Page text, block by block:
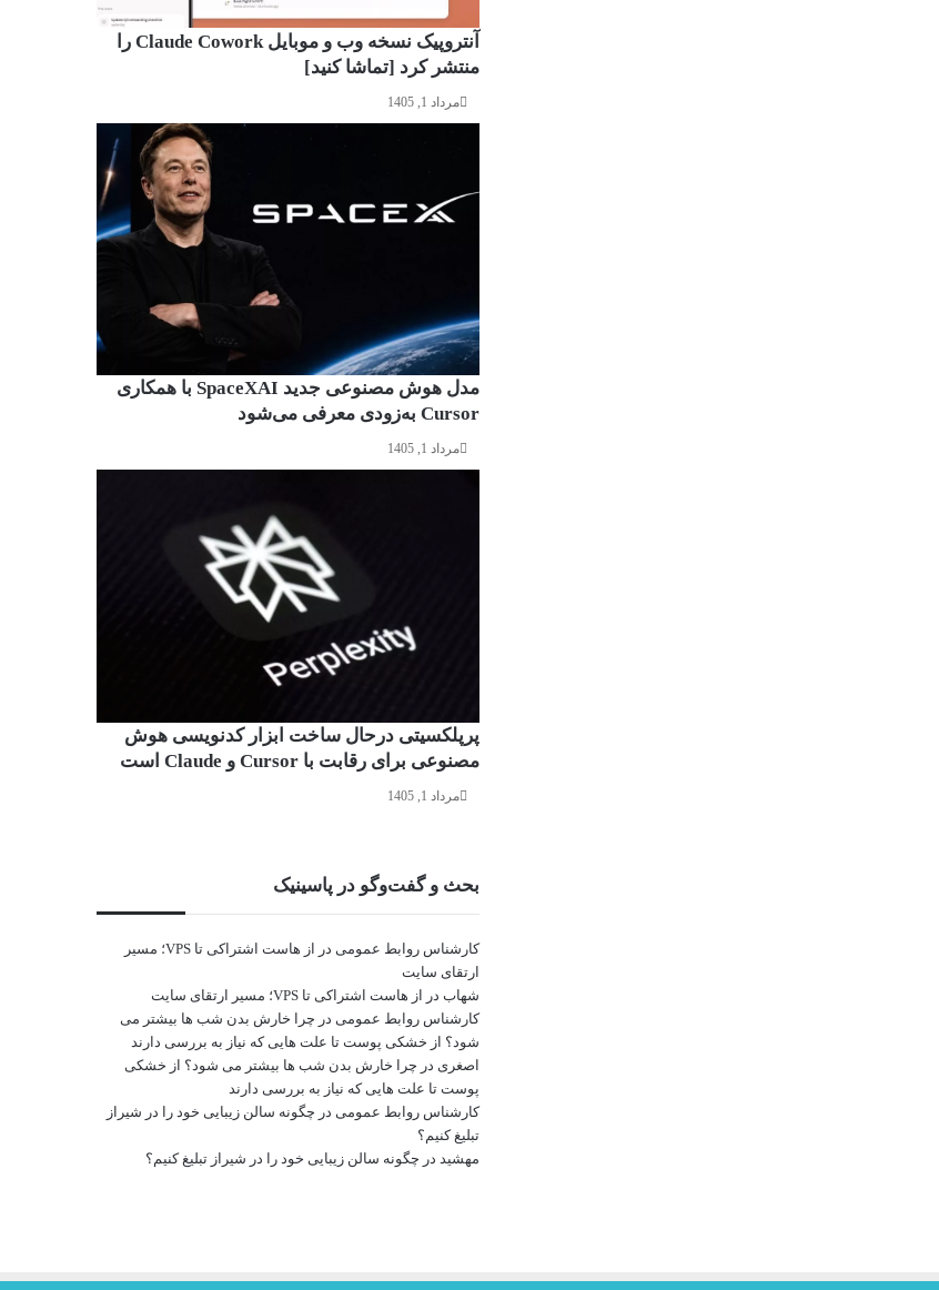
آنتروپیک نسخه وب و موبایل Claude Cowork را
منتشر کرد [تماشا کنید]
مرداد 1, 1405
مدل هوش مصنوعی جدید SpaceXAI با همکاری
Cursor به‌زودی معرفی می‌شود
مرداد 1, 1405
پرپلکسیتی درحال ساخت ابزار کدنویسی هوش
مصنوعی برای رقابت با Cursor و Claude است
مرداد 1, 1405
بحث و گفت‌وگو در پاسینیک
کارشناس روابط عمومی در
از هاست اشتراکی تا VPS؛ مسیر
ارتقای سایت
شهاب در از هاست اشتراکی تا VPS؛ مسیر ارتقای سایت
کارشناس روابط عمومی در چرا خارش بدن شب ها بیشتر می
شود؟ از خشکی پوست تا علت هایی که نیاز به بررسی دارند
اصغری در چرا خارش بدن شب ها بیشتر می شود؟ از خشکی
پوست تا علت هایی که نیاز به بررسی دارند
کارشناس روابط عمومی در چگونه سالن زیبایی خود را در شیراز
تبلیغ کنیم؟
مهشید در چگونه سالن زیبایی خود را در شیراز تبلیغ کنیم؟